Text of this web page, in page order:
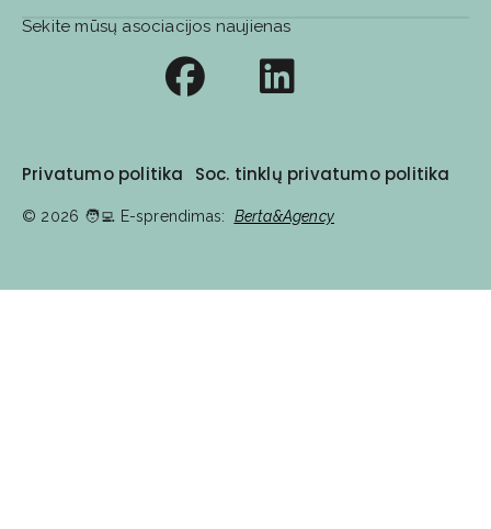
Privatumo politika Soc. tinklų privatumo politika
© 2026 🧑‍💻️ E-sprendimas: Berta&Agency
Sekite mūsų asociacijos naujienas